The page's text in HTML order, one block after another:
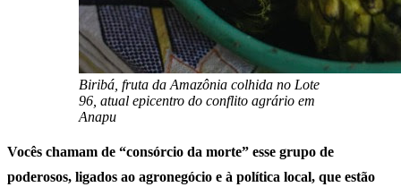
Biribá, fruta da Amazônia colhida no Lote
96, atual epicentro do conflito agrário em
Anapu
Vocês chamam de “consórcio da morte” esse grupo de
poderosos, ligados ao agronegócio e à política local, que estão